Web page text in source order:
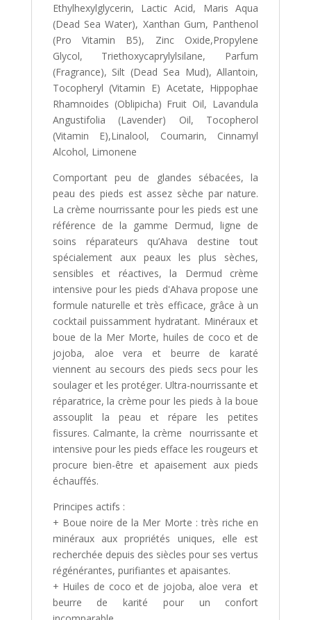
Ethylhexylglycerin, Lactic Acid, Maris Aqua
(Dead Sea Water), Xanthan Gum, Panthenol
(Pro Vitamin B5), Zinc Oxide,Propylene
Glycol, Triethoxycaprylylsilane, Parfum
(Fragrance), Silt (Dead Sea Mud), Allantoin,
Tocopheryl (Vitamin E) Acetate, Hippophae
Rhamnoides (Oblipicha) Fruit Oil, Lavandula
Angustifolia (Lavender) Oil, Tocopherol
(Vitamin E),Linalool, Coumarin, Cinnamyl
Alcohol, Limonene
Comportant peu de glandes sébacées, la
peau des pieds est assez sèche par nature.
La crème nourrissante pour les pieds est une
référence de la gamme Dermud, ligne de
soins réparateurs qu’Ahava destine tout
spécialement aux peaux les plus sèches,
sensibles et réactives, la Dermud crème
intensive pour les pieds d'Ahava propose une
formule naturelle et très efficace, grâce à un
cocktail puissamment hydratant. Minéraux et
boue de la Mer Morte, huiles de coco et de
jojoba, aloe vera et beurre de karaté
viennent au secours des pieds secs pour les
soulager et les protéger. Ultra-nourrissante et
réparatrice, la crème pour les pieds à la boue
assouplit la peau et répare les petites
fissures. Calmante, la crème nourrissante et
intensive pour les pieds efface les rougeurs et
procure bien-être et apaisement aux pieds
échauffés.
Principes actifs :
+ Boue noire de la Mer Morte : très riche en
minéraux aux propriétés uniques, elle est
recherchée depuis des siècles pour ses vertus
régénérantes, purifiantes et apaisantes.
+ Huiles de coco et de jojoba, aloe vera et
beurre de karité pour un confort